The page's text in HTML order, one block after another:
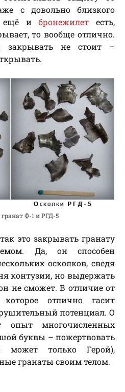
с довольно близкого
ещё ибронежилет есть,
то вообще отлично.
закрывать не стоит –
Ф-1 и РГД-5
это закрывать гранату
Да, он способен
осколков, сведя
контузии, но выдержать
не сможет. В отличие от
которое отлично гасит
потенциал. О
опыт многочисленных
буквы – пожертвовать
может только Герой),
гранаты своим телом.